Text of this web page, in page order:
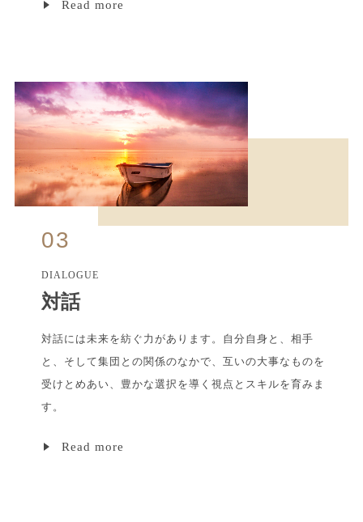
Read more
03
DIALOGUE
対話
対話には未来を紡ぐ力があります。自分自身と、相手
と、そして集団との関係のなかで、互いの大事なものを
受けとめあい、豊かな選択を導く視点とスキルを育みま
す。
Read more